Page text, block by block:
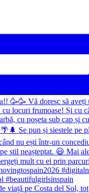
viață pe Costa del Sol, tot